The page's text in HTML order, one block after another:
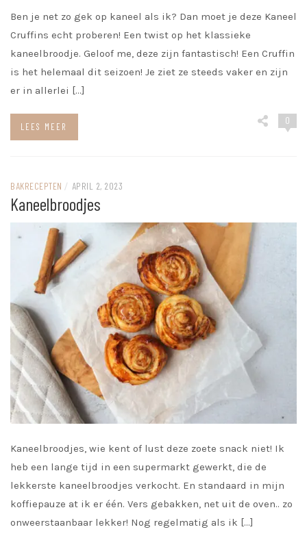
Ben je net zo gek op kaneel als ik? Dan moet je deze Kaneel
Cruffins echt proberen! Een twist op het klassieke
kaneelbroodje. Geloof me, deze zijn fantastisch! Een Cruffin
is het helemaal dit seizoen! Je ziet ze steeds vaker en zijn
er in allerlei […]
LEES MEER
0
BAKRECEPTEN / APRIL 2, 2023
Kaneelbroodjes
Kaneelbroodjes, wie kent of lust deze zoete snack niet! Ik
heb een lange tijd in een supermarkt gewerkt, die de
lekkerste kaneelbroodjes verkocht. En standaard in mijn
koffiepauze at ik er één. Vers gebakken, net uit de oven.. zo
onweerstaanbaar lekker! Nog regelmatig als ik […]